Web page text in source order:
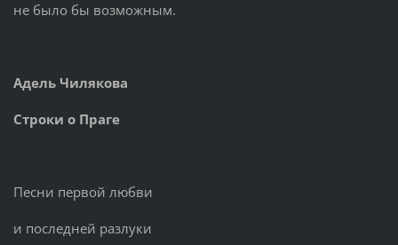
не было бы возможным.
Адель Чилякова
Строки о Праге
Песни первой любви
и последней разлуки